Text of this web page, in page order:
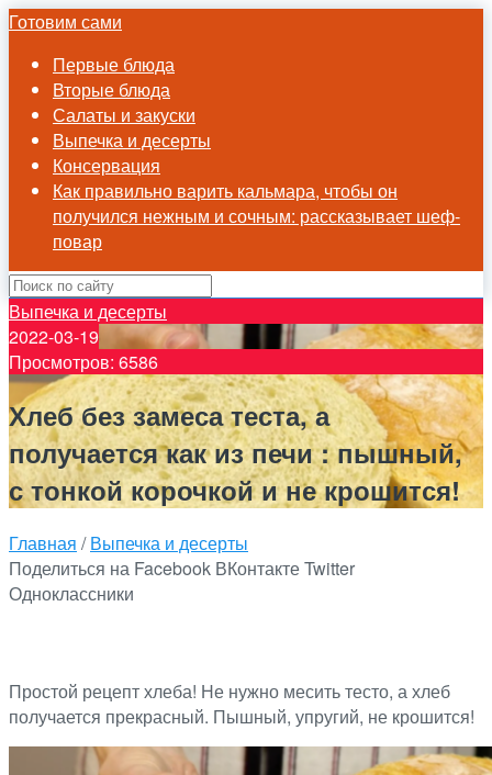
Готовим сами
Первые блюда
Вторые блюда
Салаты и закуски
Выпечка и десерты
Консервация
Как правильно варить кальмара, чтобы он
получился нежным и сочным: рассказывает шеф-
повар
Выпечка и десерты
2022-03-19
Просмотров: 6586
Хлеб без замеса теста, а
получается как из печи : пышный,
с тонкой корочкой и не крошится!
Главная /Выпечка и десерты
Поделиться на Facebook ВКонтактеTwitter
Одноклассники
Простой рецепт хлеба! Не нужно месить тесто, а хлеб
получается прекрасный. Пышный, упругий, не крошится!